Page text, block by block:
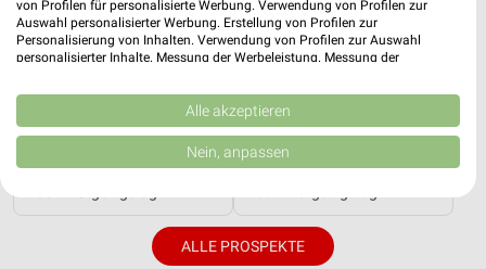
4,6 km
Wochenend Spezial Angebote ab 03.08.
ALLE PROSPEKTE
von Profilen für personalisierte Werbung. Verwendung von Profilen zur
Auswahl personalisierter Werbung. Erstellung von Profilen zur
Personalisierung von Inhalten. Verwendung von Profilen zur Auswahl
personalisierter Inhalte. Messung der Werbeleistung. Messung der
Kombinationen von Daten aus verschiedenen Quellen. Entwicklung und
Verbesserung der Angebote. Verwendung reduzierter Daten zur Auswahl
von Inhalten.
Daten können außerhalb der Europäischen Union weitergegeben und in die
Website/App.
Partnerliste anzeigen (1 IAB-Anbieter)
Wir nutzen Ihre Daten für folgende Zwecke:
Alle akzeptieren
Nein, anpassen